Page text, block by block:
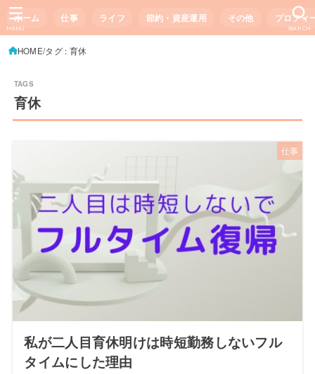
ホーム 仕事 ライフ 節約・資産運用 その他 プロフィ
SEARCH
MENU
HOME タグ : 育休
育休
仕事
私が二人目育休明けは時短勤務しないフル
タイムにした理由